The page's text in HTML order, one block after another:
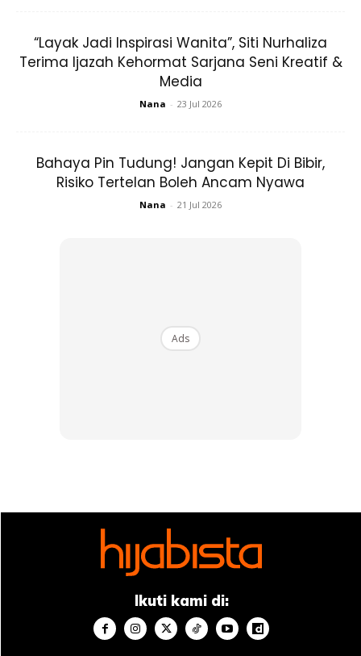
“Layak Jadi Inspirasi Wanita”, Siti Nurhaliza
Terima Ijazah Kehormat Sarjana Seni Kreatif &
Media
Nana - 23 Jul 2026
Bahaya Pin Tudung! Jangan Kepit Di Bibir,
Risiko Tertelan Boleh Ancam Nyawa
Nana - 21 Jul 2026
Ads
Ikuti kami di: